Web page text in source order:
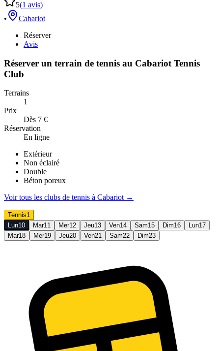
5(1 avis)
•
Cabariot
Réserver
Avis
Réserver un terrain de tennis au Cabariot Tennis
Club
Terrains
1
Prix
Dès 7 €
Réservation
En ligne
Extérieur
Non éclairé
Double
Béton poreux
Voir tous les clubs de tennis à Cabariot→
Tennis1
Lun10 Mar11 Mer12 Jeu13 Ven14 Sam15 Dim16 Lun17
Mar18 Mer19 Jeu20 Ven21 Sam22 Dim23